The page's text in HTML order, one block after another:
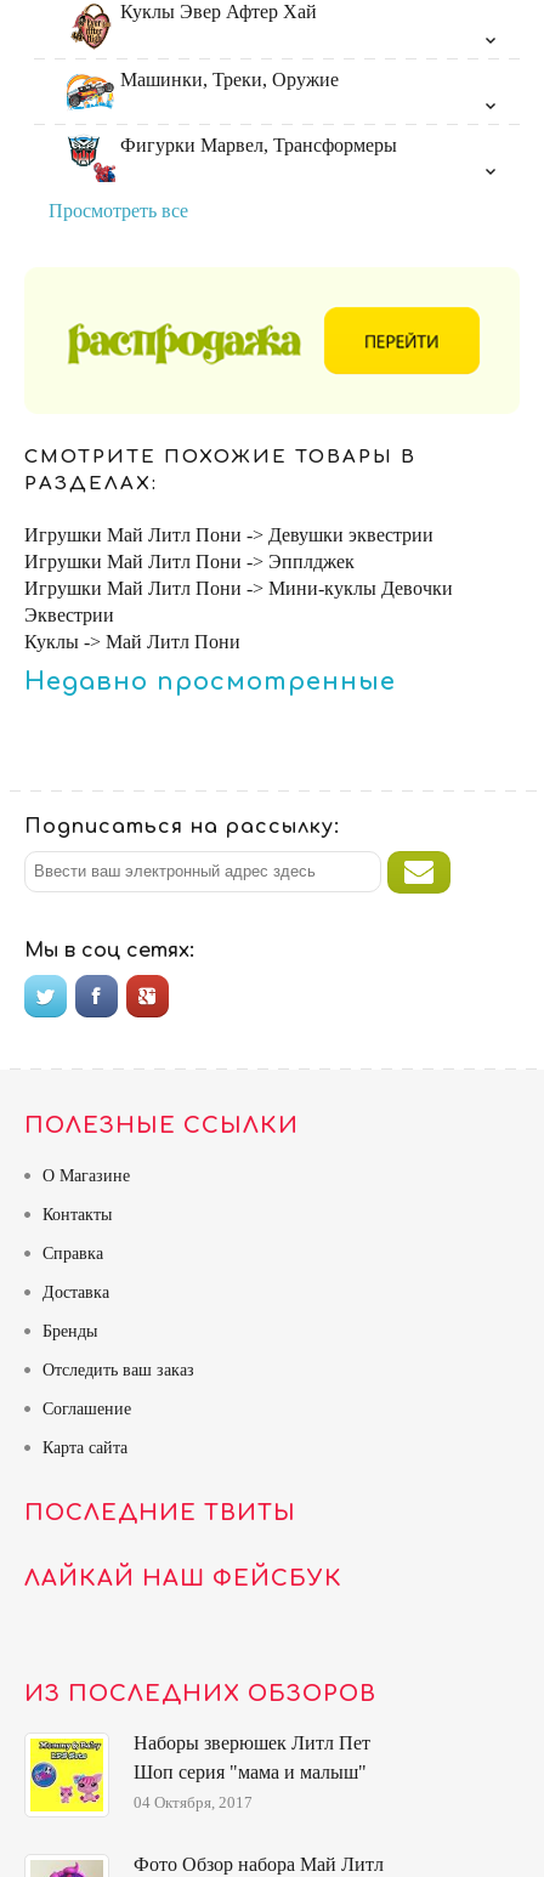
Куклы Эвер Афтер Хай
Машинки, Треки, Оружие
Фигурки Марвел, Трансформеры
Просмотреть все
СМОТРИТЕ ПОХОЖИЕ ТОВАРЫ В
РАЗДЕЛАХ:
Игрушки Май Литл Пони -> Девушки эквестрии
Игрушки Май Литл Пони -> Эпплджек
Игрушки Май Литл Пони -> Мини-куклы Девочки
Эквестрии
Куклы -> Май Литл Пони
Недавно просмотренные
Подписаться на рассылку:
Мы в соц сетях:
ПОЛЕЗНЫЕ ССЫЛКИ
О Магазине
Контакты
Справка
Доставка
Бренды
Отследить ваш заказ
Соглашение
Карта сайта
ПОСЛЕДНИЕ ТВИТЫ
ЛАЙКАЙ НАШ ФЕЙСБУК
ИЗ ПОСЛЕДНИХ ОБЗОРОВ
Наборы зверюшек Литл Пет
Шоп серия "мама и малыш"
04 Октября, 2017
Фото Обзор набора Май Литл